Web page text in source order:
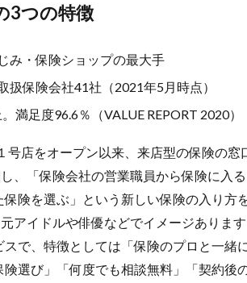
3つの特徴
み・保険ショップの最大手
扱保険会社41社（2021年5月時点）
満足度96.6％（VALUE REPORT 2020）
号店をオープン以来、来店型の保険の窓
、「保険会社の営業職員から保険に入
険を選ぶ」という新しい保険の入り方
アイドルや俳優などでイメージありま
で、特徴としては「保険のプロと一緒
選び」「何度でも相談無料」「契約後